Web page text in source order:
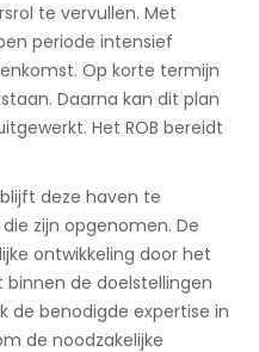
te vervullen. Met
periode intensief
Op korte termijn
Daarna kan dit plan
Het ROB bereidt
deze haven te
zijn opgenomen. De
ontwikkeling door het
binnen de doelstellingen
de benodigde expertise in
de noodzakelijke